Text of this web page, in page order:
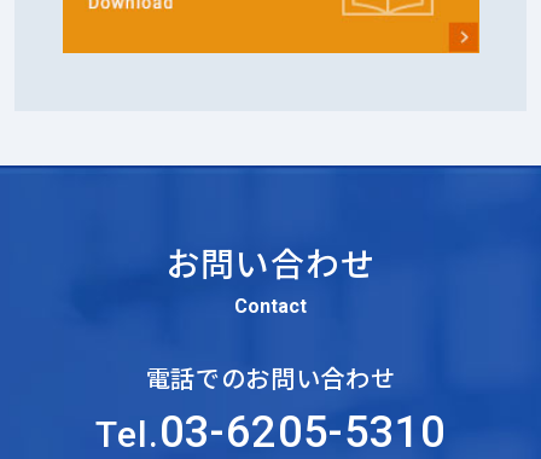
お問い合わせ
Contact
電話でのお問い合わせ
Tel.03-6205-5310